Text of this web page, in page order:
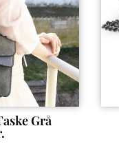
Grå